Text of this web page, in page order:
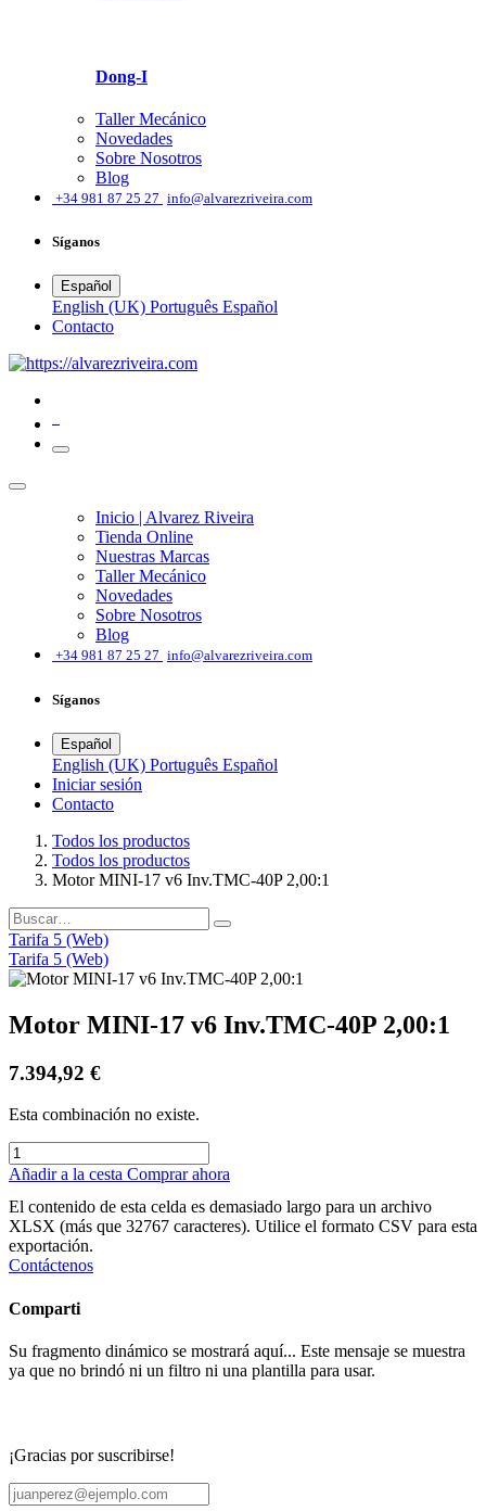
Dong-I
Taller Mecánico
Novedades
Sobre Nosotros
Blog
+34 981 87 25 27 info@alvarezriveira.com
Síganos
Español
English (UK) Português Español
​Contacto
Inicio | Alvarez Riveira
Tienda Online
Nuestras Marcas
Taller Mecánico
Novedades
Sobre Nosotros
Blog
+34 981 87 25 27 info@alvarezriveira.com
Síganos
Español
English (UK) Português Español
Iniciar sesión
​Contacto
Todos los productos
Todos los productos
Motor MINI-17 v6 Inv.TMC-40P 2,00:1
Tarifa 5 (Web)
Tarifa 5 (Web)
Motor MINI-17 v6 Inv.TMC-40P 2,00:1
7.394,92 €
Esta combinación no existe.
Añadir a la cesta Comprar ahora
El contenido de esta celda es demasiado largo para un archivo
XLSX (más que 32767 caracteres). Utilice el formato CSV para esta
exportación.
Contáctenos
Comparti
Su fragmento dinámico se mostrará aquí... Este mensaje se muestra
ya que no brindó ni un filtro ni una plantilla para usar.
¡Gracias por suscribirse!